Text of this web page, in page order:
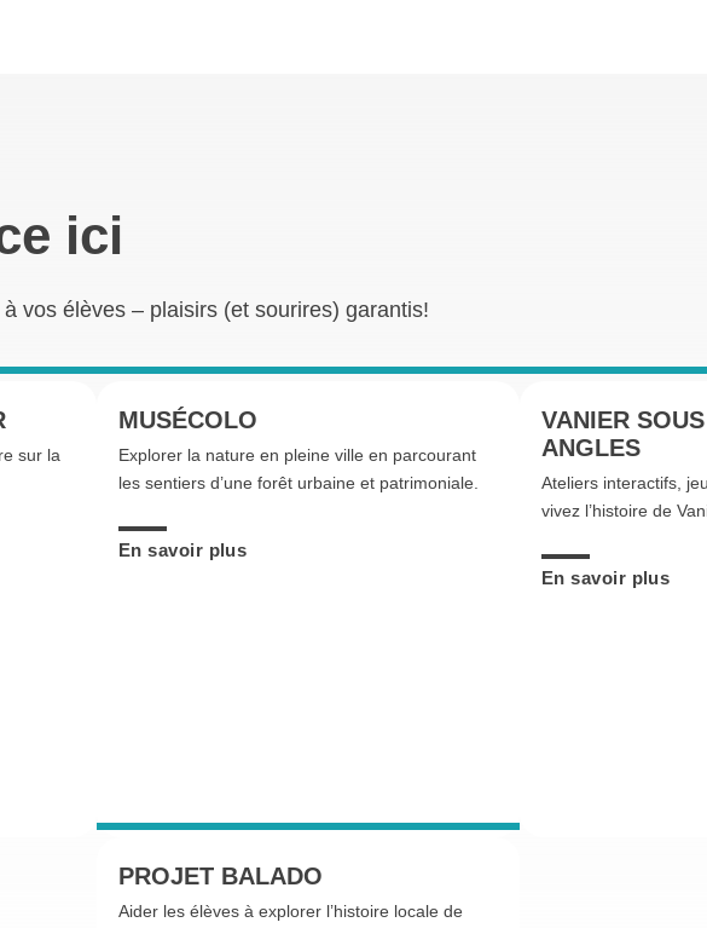
ici
vos élèves – plaisirs (et sourires) garantis!
sur la
MUSÉCOLO
Explorer la nature en pleine ville en parcourant
les sentiers d’une forêt urbaine et patrimoniale.
En savoir plus
VANIER
ANGLES​
Ateliers interactifs,
vivez l’histoire de
En savoir plus
PROJET BALADO
Aider les élèves à explorer l’histoire locale de